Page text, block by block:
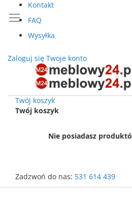
Kontakt
FAQ
Wysyłka
Zaloguj się Twoje konto
Twój koszyk
Twój koszyk
Nie posiadasz
Zadzwoń do nas: 531 614 439
Przejdź